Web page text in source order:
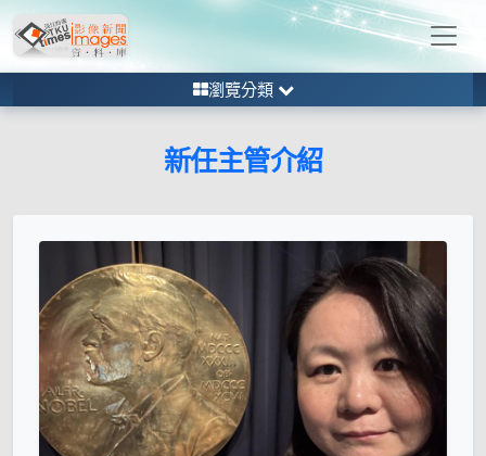
瀏覽分類
新任主管介紹